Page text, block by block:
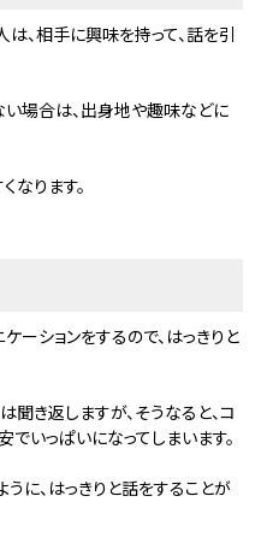
、相手に興味を持って、話を引
場合は、出身地や趣味などに
なります。
ーションをするので、はっきりと
き返しますが、そうなると、コ
いっぱいになってしまいます。
に、はっきりと話をすることが